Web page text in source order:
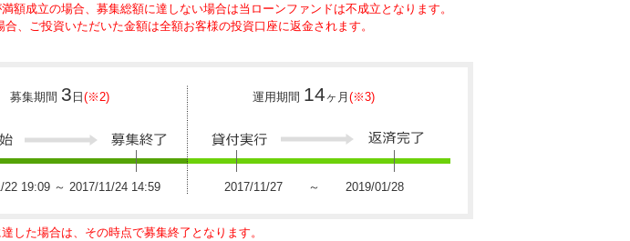
額成立の場合、募集総額に達しない場合は当ローンファンドは不成立となります。
合、ご投資いただいた金額は全額お客様の投資口座に返金されます。
募集期間 3 日(※2) 運用期間 14ヶ月 (※3)
22 19:09 ～ 2017/11/24 14:59 2017/11/27 ～ 2019/01/28
した場合は、その時点で募集終了となります。